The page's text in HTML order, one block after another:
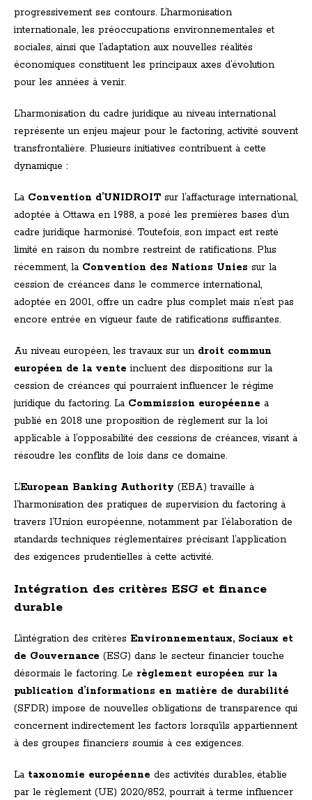
progressivement ses contours. L’harmonisation
internationale, les préoccupations environnementales et
sociales, ainsi que l’adaptation aux nouvelles réalités
économiques constituent les principaux axes d’évolution
pour les années à venir.
L’harmonisation du cadre juridique au niveau international
représente un enjeu majeur pour le factoring, activité souvent
transfrontalière. Plusieurs initiatives contribuent à cette
dynamique :
La Convention d’UNIDROIT sur l’affacturage international,
adoptée à Ottawa en 1988, a posé les premières bases d’un
cadre juridique harmonisé. Toutefois, son impact est resté
limité en raison du nombre restreint de ratifications. Plus
récemment, la Convention des Nations Unies sur la
cession de créances dans le commerce international,
adoptée en 2001, offre un cadre plus complet mais n’est pas
encore entrée en vigueur faute de ratifications suffisantes.
Au niveau européen, les travaux sur un droit commun
européen de la vente incluent des dispositions sur la
cession de créances qui pourraient influencer le régime
juridique du factoring. La Commission européenne a
publié en 2018 une proposition de règlement sur la loi
applicable à l’opposabilité des cessions de créances, visant à
résoudre les conflits de lois dans ce domaine.
L’European Banking Authority (EBA) travaille à
l’harmonisation des pratiques de supervision du factoring à
travers l’Union européenne, notamment par l’élaboration de
standards techniques réglementaires précisant l’application
des exigences prudentielles à cette activité.
Intégration des critères ESG et finance
durable
L’intégration des critères Environnementaux, Sociaux et
de Gouvernance (ESG) dans le secteur financier touche
désormais le factoring. Le règlement européen sur la
publication d’informations en matière de durabilité
(SFDR) impose de nouvelles obligations de transparence qui
concernent indirectement les factors lorsqu’ils appartiennent
à des groupes financiers soumis à ces exigences.
La taxonomie européenne des activités durables, établie
par le règlement (UE) 2020/852, pourrait à terme influencer